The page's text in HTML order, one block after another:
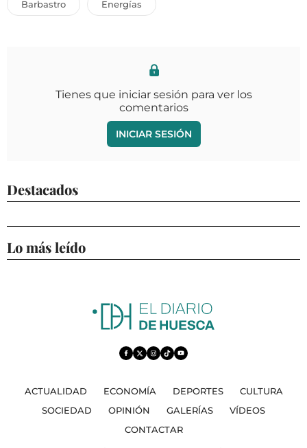
Barbastro Energías
Tienes que iniciar sesión para ver los
comentarios
INICIAR SESIÓN
Destacados
Lo más leído
ACTUALIDAD ECONOMÍA DEPORTES
CULTURA
SOCIEDAD
OPINIÓN GALERÍAS
VÍDEOS
CONTACTAR